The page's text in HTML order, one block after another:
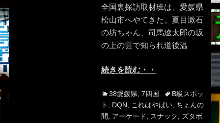
全国裏探訪取材班は、愛媛県
松山市へやてきた。夏目漱石
の坊ちゃん、司馬遼太郎の坂
の上の雲で知られ道後温
続きを読む・・
Categories
38愛媛県 7四国 TagsB級スポッ
ト
DQN これはやばい, ちょんの
間
アーケード スナック
ズタボ